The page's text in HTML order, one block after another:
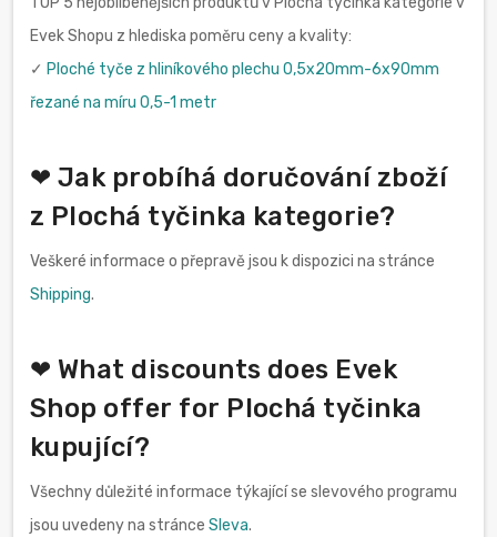
Evek Shopu z hlediska poměru ceny a kvality:
✓ Ploché tyče z hliníkového plechu 0,5x20mm-6x90mm
řezané na míru 0,5-1 metr
❤ Jak probíhá doručování zboží
z Plochá tyčinka kategorie?
Veškeré informace o přepravě jsou k dispozici na stránce
Shipping.
❤ What discounts does Evek
Shop offer for Plochá tyčinka
kupující?
Všechny důležité informace týkající se slevového programu
jsou uvedeny na stránce Sleva.